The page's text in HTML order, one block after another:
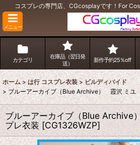
コスプレの専門店、CGcosplayです！For
メニュー
カテゴリ
在庫品（翌日発
送）
新作予約25％off
ホーム > は行 コスプレ衣装 > ビルディバイド
> ブルーアーカイブ（Blue Archive） 霞沢 ミユ
ブルーアーカイブ（Blue
プレ衣装 [CG1326WZP]